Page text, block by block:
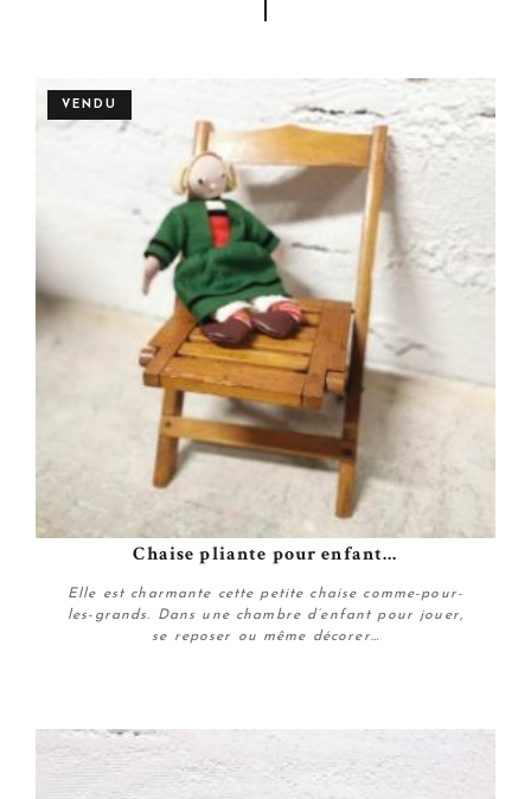
VENDU
Chaise pliante pour enfant...
Elle est charmante cette petite chaise comme-pour-
les-grands. Dans une chambre d’enfant pour jouer,
se reposer ou même décorer…